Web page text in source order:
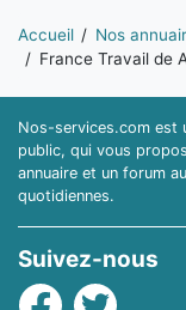
Vous êtes ici:
Accueil Nos
France Travail de
Nos-services.com est
public, qui vous
annuaire et un forum
quotidiennes.
Suivez-nous
Facebook
Twitter